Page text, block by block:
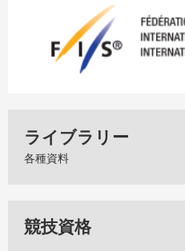
ライブラリー
各種資料
競技資格